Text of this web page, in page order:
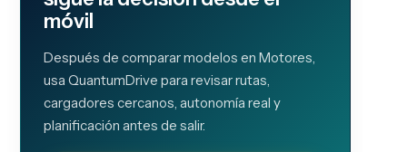
móvil
Después de comparar modelos en Motor.es,
usa QuantumDrive para revisar rutas,
cargadores cercanos, autonomía real y
planificación antes de salir.